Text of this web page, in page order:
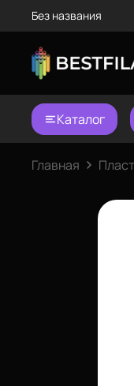
Без названия
Каталог
Главная